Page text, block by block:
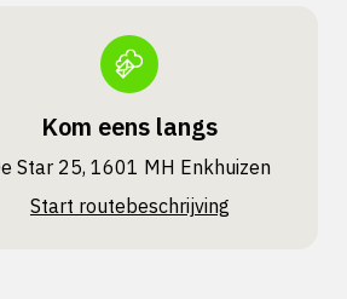
Kom eens langs
Star 25, 1601 MH Enkhuizen
Start routebeschrijving